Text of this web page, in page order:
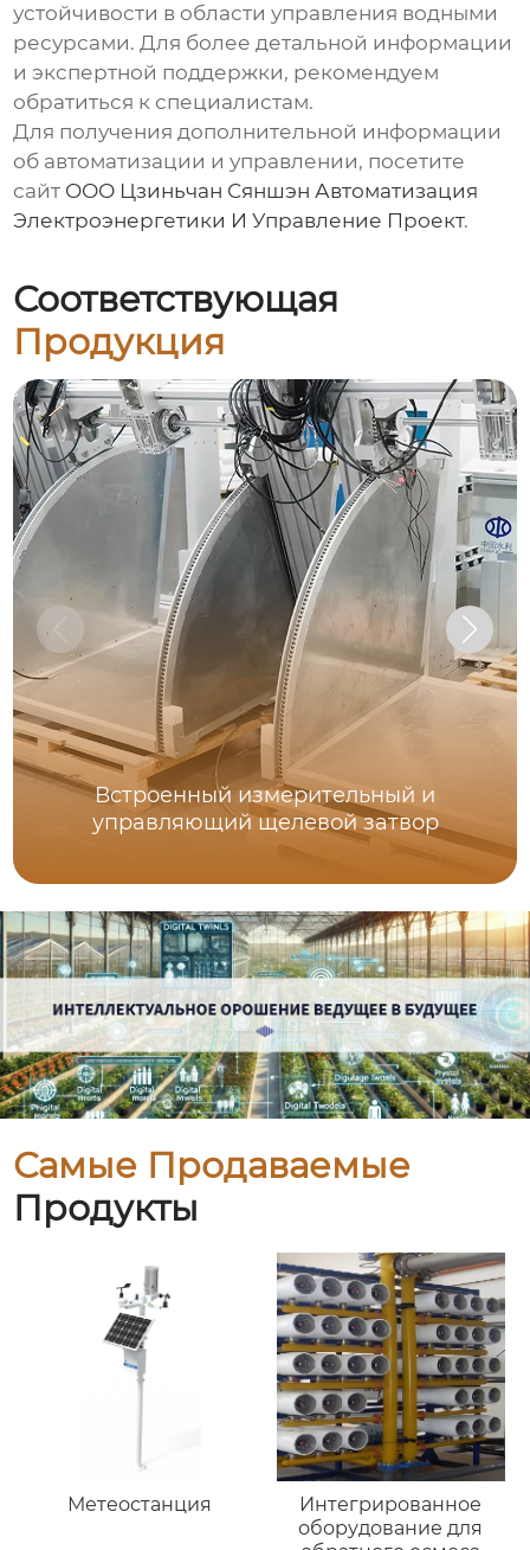
устойчивости в области управления водными
ресурсами. Для более детальной информации
и экспертной поддержки, рекомендуем
обратиться к специалистам.
Для получения дополнительной информации
об автоматизации и управлении, посетите
сайт ООО Цзиньчан Сяншэн Автоматизация
Электроэнергетики И Управление Проект.
Соответствующая
Продукция
Встроенный измерительный и
управляющий щелевой затвор
Самые Продаваемые
Продукты
Метеостанция
Интегрированное
оборудование для